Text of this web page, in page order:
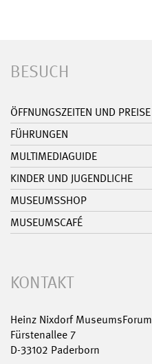
BESUCH
ÖFFNUNGSZEITEN UND PREISE
FÜHRUNGEN
MULTIMEDIAGUIDE
KINDER UND JUGENDLICHE
MUSEUMSSHOP
MUSEUMSCAFÉ
KONTAKT
Heinz Nixdorf MuseumsForum
Fürstenallee 7
D-33102 Paderborn